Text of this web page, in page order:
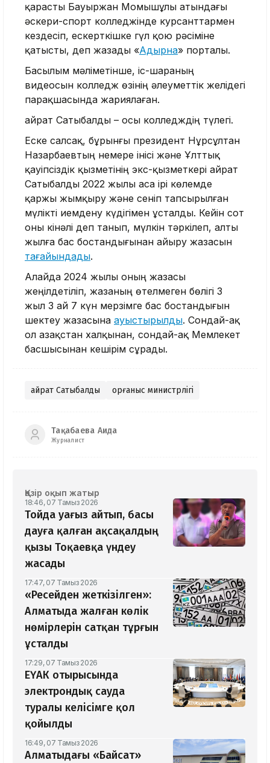
қарасты Бауыржан Момышұлы атындағы
әскери-спорт колледжінде курсанттармен
кездесіп, ескерткішке гүл қою рәсіміне
қатысты, деп жазады «Адырна» порталы.
Басылым мәліметінше, іс-шараның
видеосын колледж өзінің әлеуметтік желідегі
парақшасында жариялаған.
Қайрат Сатыбалды – осы колледждің түлегі.
Еске салсақ, бұрынғы президент Нұрсұлтан
Назарбаевтың немере інісі және Ұлттық
қауіпсіздік қызметінің экс-қызметкері Қайрат
Сатыбалды 2022 жылы аса ірі көлемде
қаржы жымқыру және сеніп тапсырылған
мүлікті иемдену күдігімен ұсталды. Кейін сот
оны кінәлі деп танып, мүлкін тәркілеп, алты
жылға бас бостандығынан айыру жазасын
тағайындады.
Алайда 2024 жылы оның жазасы
жеңілдетіліп, жазаның өтелмеген бөлігі 3
жыл 3 ай 7 күн мерзімге бас бостандығын
шектеу жазасына ауыстырылды. Сондай-ақ
ол Қазақстан халқынан, сондай-ақ Мемлекет
басшысынан кешірім сұрады.
Қайрат Сатыбалды Қорғаныс министрлігі
Тақабаева Аида
Журналист
Қазір оқып жатыр
18:46, 07 Тамыз 2026
Тойда уағыз айтып, басы
дауға қалған ақсақалдың
қызы Тоқаевқа үндеу
жасады
17:47, 07 Тамыз 2026
«Ресейден жеткізілген»:
Алматыда жалған көлік
нөмірлерін сатқан тұрғын
ұсталды
17:29, 07 Тамыз 2026
ЕҮАК отырысында
электрондық сауда
туралы келісімге қол
қойылды
16:49, 07 Тамыз 2026
Алматыдағы «Байсат»